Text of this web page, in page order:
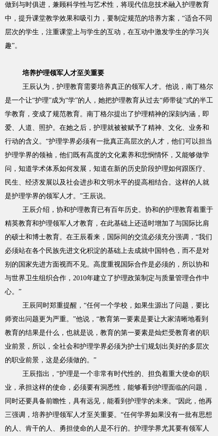
做到与时俱进，兼顾科学性与艺术性，将现代信息技术融入护理教育
中，提升课堂教学效果和吸引力，要制定规范的培养方案，“适合不同
层次的学生，注重课堂上与学生的互动，在互动中激发学生的学习兴
趣”。
培养护理领军人才至关重要
王辰认为，护理教育需要培养真正的领军人才。他说，南丁格尔
是一个让“护理”成为“学”的人，她把护理教育从过去“师带徒”式的半工
学教育，变成了规范教育。南丁格尔提出了护理精神的深刻内涵，即
爱、人道、照护。在她之后，护理就被被赋予了精神、文化、业务和
行动的含义。“护理学界必须有一批真正高层次的人才，他们可以担当
护理学界的领袖，他们既有高度的文化素养和悲悯情怀，又能够做学
问，知道学术体系如何发展，知道在新的历史阶段护理如何跟医疗、
民生、经济发展以及社会进步和文明水平的提高相结合。这样的人就
是护理学界的领军人才。”王辰说。
王辰介绍，协和护理教育已有百年历史。协和的护理教育着重于
精英教育和护理领军人才教育，在此基础上还适时增加了与国际比肩
的硕士和博士教育。在王辰看来，国际间的交流必须充分强调，“我们
必须站在各个民族先进文化积淀的基础上去成就中国特色，而不是对
别的国家先进方面视而不见。高度重视国际合作是必须的，所以协和
与世界卫生组织合作，2010年建立了护理政策制定与质量管理合作中
心。”
王辰同时郑重提醒，“任何一个学校，如果生源出了问题，要比
师资出问题更为严重。”他说，“教育第一要素是要让大家清晰地看到
教育的结果是什么，也就是说，教育的第一要素是灿烂受教育者的职
业前景，所以，全社会和护理学界必须为护士们规划出美好的多层次
的职业前景，这是必须做的。”
王辰指出，“护理是一个非常有时代性的、担负着重大使命的职
业，承担这样的使命，必须要有洞悉性，能够看到护理面临的问题，
同时还要具备前瞻性，具有远见，能看到护理学的未来。”因此，他再
三强调，培养护理领军人才至关重要。“任何学界如果没有一批有思想
的人、肯干的人、勇担使命的人是不行的。护理学界尤其要有领军人